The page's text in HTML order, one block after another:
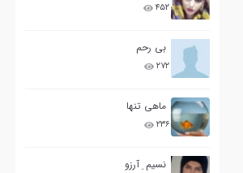
۴۵۲
بی رحم
۲۷۲
ماهی تنها
۲۳۶
نسیم ِ آرزو